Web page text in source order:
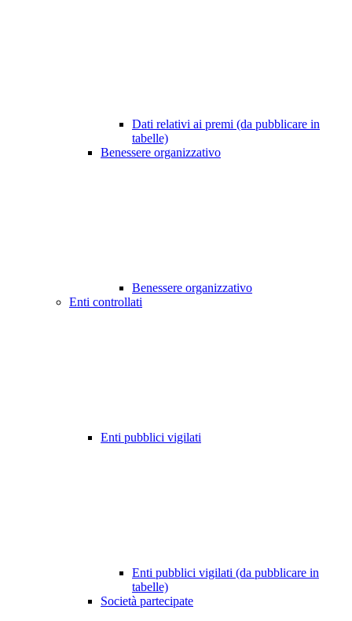
Dati relativi ai premi (da pubblicare in
tabelle)
Benessere organizzativo
Benessere organizzativo
Enti controllati
Enti pubblici vigilati
Enti pubblici vigilati (da pubblicare in
tabelle)
Società partecipate